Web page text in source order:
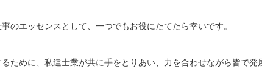
のエッセンスとして、一つでもお役にたてたら幸いです。
ために、私達士業が共に手をとりあい、力を合わせながら皆で発